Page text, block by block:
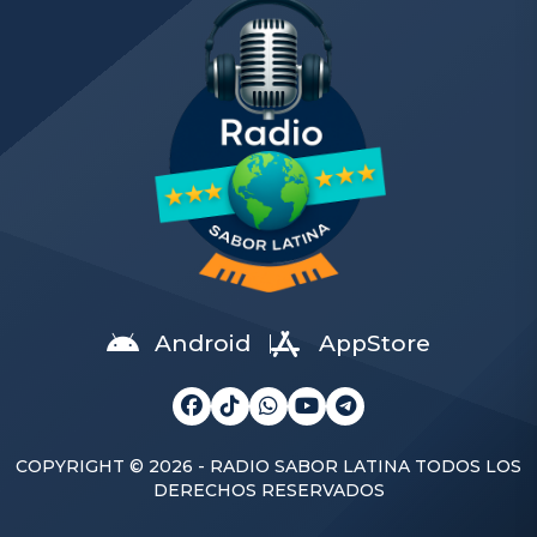
penales 5-3 a La Roja, para
coronarse campeón de la
la alférez fue encontrada
sin vida en el mar de Pisco
a bordo de su aeronave KT-
1P, de acuerdo a la
información a la que
accedió […]
Android AppStore
COPYRIGHT © 2026 - RADIO SABOR LATINA TODOS LOS
DERECHOS RESERVADOS